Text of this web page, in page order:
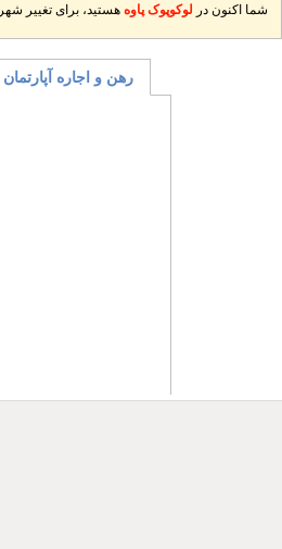
شما اکنون در لوکوپوک پاوه هستید، برای تغییر شهر
رهن و اجاره آپارتمان